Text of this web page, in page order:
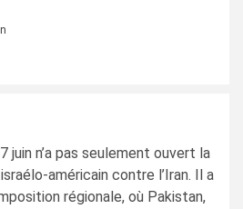
juin n’a pas seulement ouvert la
américain contre l’Iran. Il a
régionale, où Pakistan,